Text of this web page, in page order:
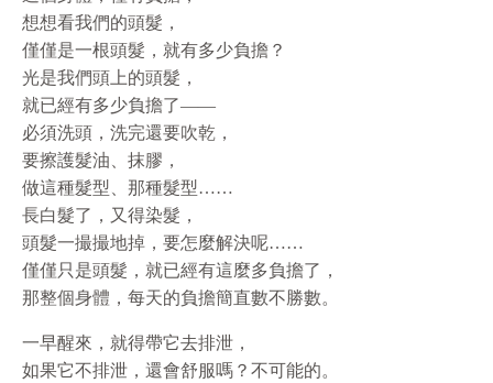
想想看我們的頭髮，
僅僅是一根頭髮，就有多少負擔？
光是我們頭上的頭髮，
就已經有多少負擔了——
必須洗頭，洗完還要吹乾，
要擦護髮油、抹膠，
做這種髮型、那種髮型……
長白髮了，又得染髮，
頭髮一撮撮地掉，要怎麼解決呢……
僅僅只是頭髮，就已經有這麼多負擔了，
那整個身體，每天的負擔簡直數不勝數。
一早醒來，就得帶它去排泄，
如果它不排泄，還會舒服嗎？不可能的。